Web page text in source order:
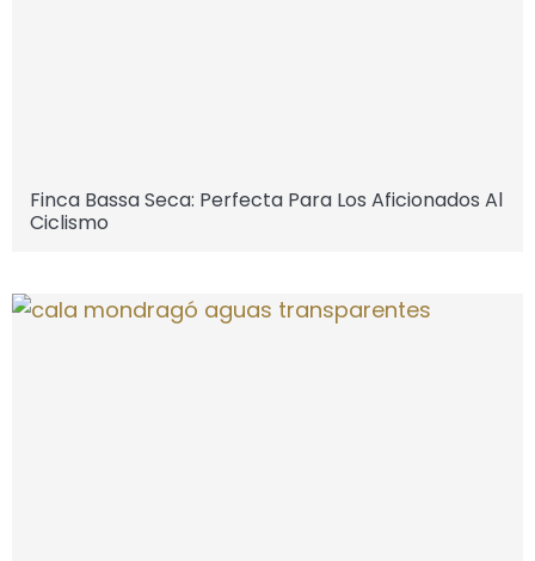
Finca Bassa Seca: Perfecta Para Los Aficionados Al
Ciclismo